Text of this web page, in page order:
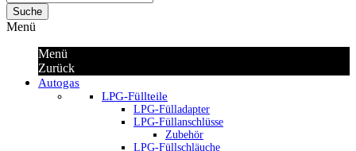
Suche
Menü
Menü
Zurück
Autogas
LPG-Füllteile
LPG-Fülladapter
LPG-Füllanschlüsse
Zubehör
LPG-Füllschläuche